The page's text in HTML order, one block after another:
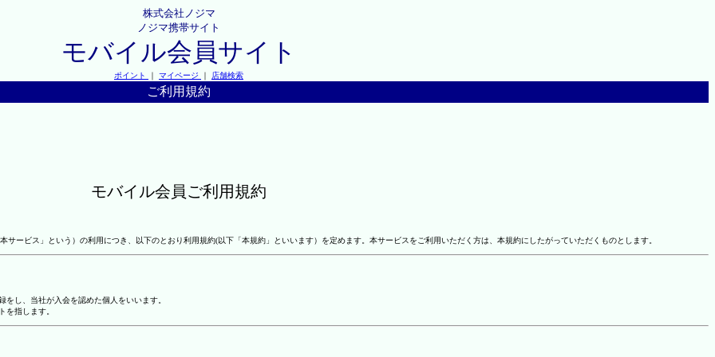
株式会社ノジマ
ノジマ携帯サイト
モバイル会員サイト
ポイント ｜ マイページ ｜ 店舗検索
ご利用規約
モバイル会員ご利用規約
ービス」という）の利用につき、以下のとおり利用規約(以下「本規約」といいます）を定めます。本サービスをご利用いただく方は、本規約にしたがっていただくものとします。
し、当社が入会を認めた個人をいいます。
を指します。